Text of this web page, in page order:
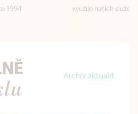
1994 využilo našich služeb
Archiv aktualit